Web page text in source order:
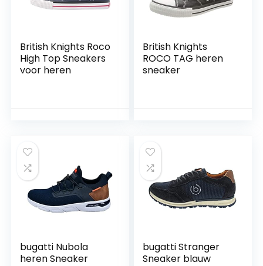
British Knights Roco
High Top Sneakers
voor heren
British Knights
ROCO TAG heren
sneaker
bugatti Nubola
heren Sneaker
bugatti Stranger
Sneaker blauw